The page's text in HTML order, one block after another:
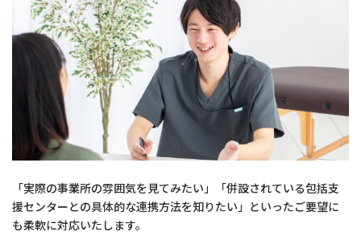
「実際の事業所の雰囲気を見てみたい」「併設されている包括支
援センターとの具体的な連携方法を知りたい」といったご要望に
も柔軟に対応いたします。